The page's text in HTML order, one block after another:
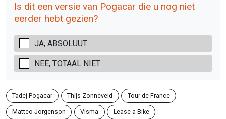
Is dit een versie van Pogacar die u nog niet
eerder hebt gezien?
JA, ABSOLUUT
NEE, TOTAAL NIET
Tadej Pogacar Thijs Zonneveld Tour de France
Matteo Jorgenson Visma Lease a Bike